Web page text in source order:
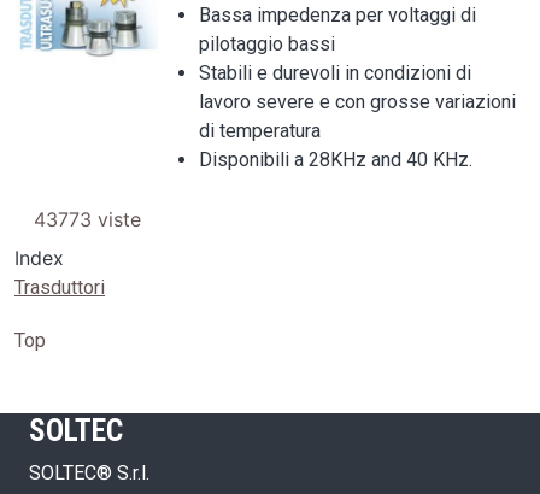
Bassa impedenza per voltaggi di
pilotaggio bassi
Stabili e durevoli in condizioni di
lavoro severe e con grosse variazioni
di temperatura
Disponibili a 28KHz and 40 KHz.
43773 viste
Index
Trasduttori
Top
SOLTEC
SOLTEC® S.r.l.